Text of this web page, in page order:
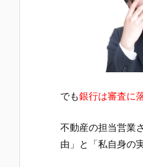
でも銀行は審査に
不動産の担当営業
由」と「私自身の